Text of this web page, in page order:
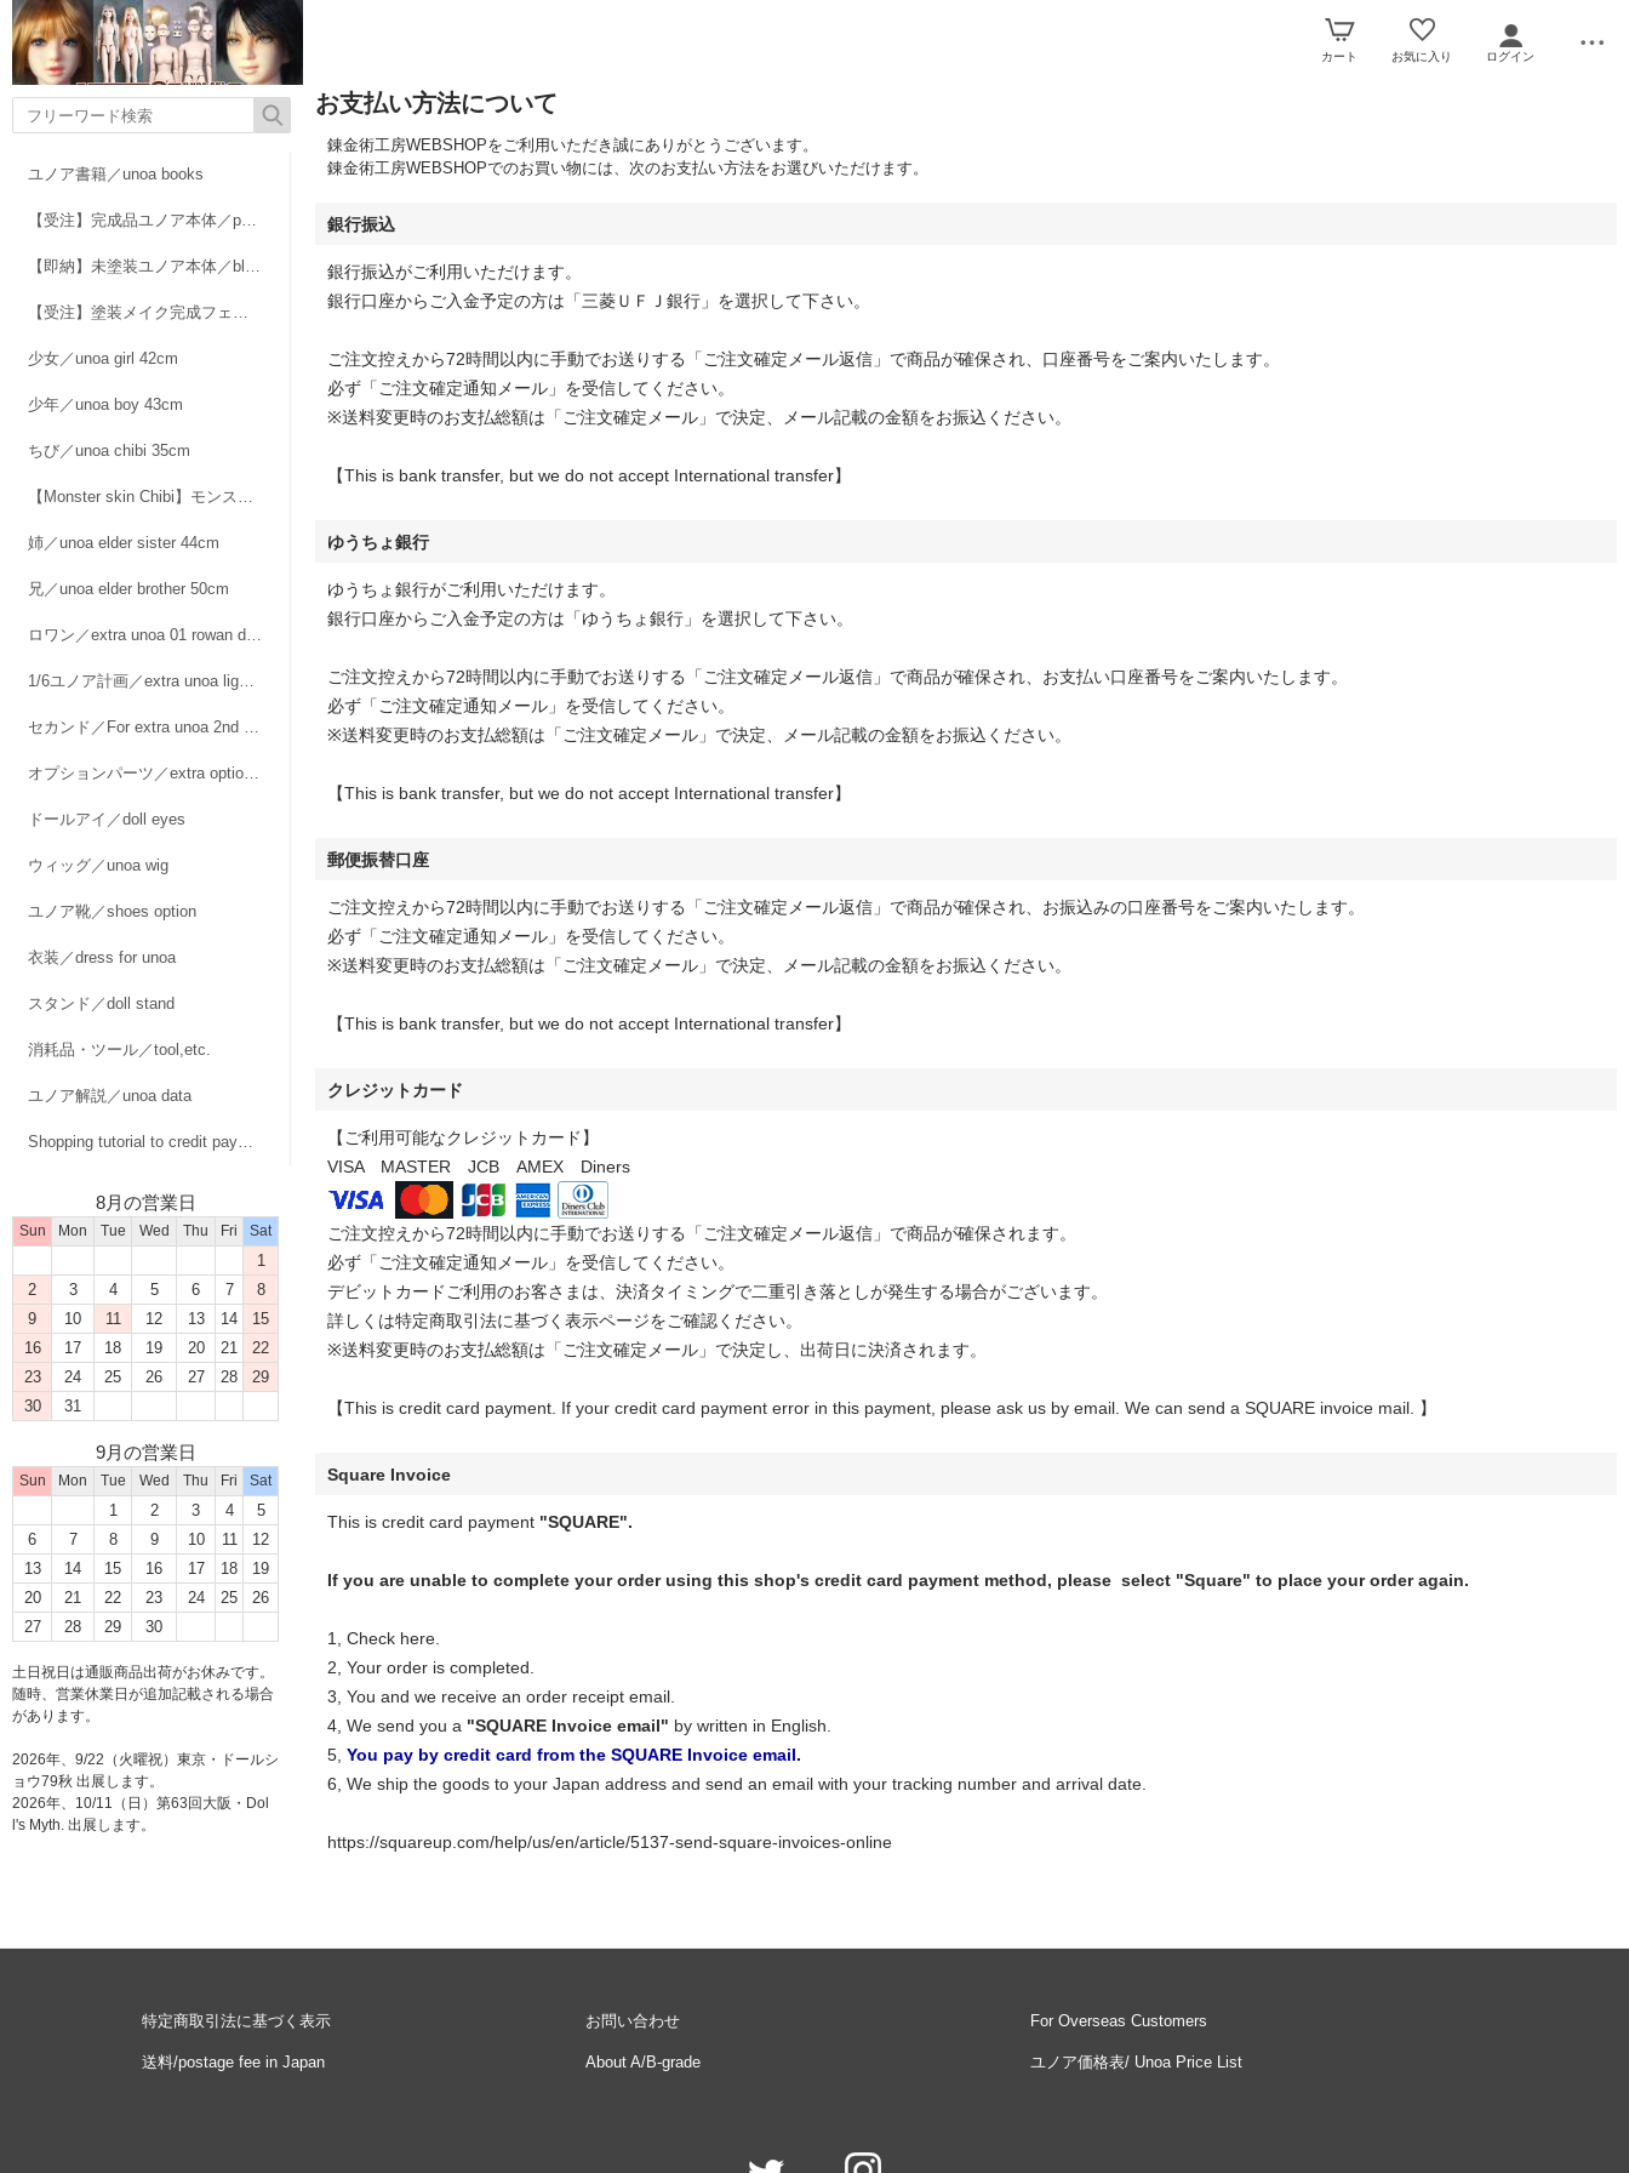
カート お気に入り ログイン
ユノア書籍／unoa books
【受注】完成品ユノア本体／painted unoa set
【即納】未塗装ユノア本体／blank unoa doll kits
【受注】塗装メイク完成フェイス／painted face
少女／unoa girl 42cm
少年／unoa boy 43cm
ちび／unoa chibi 35cm
【Monster skin Chibi】モンスター肌ちび/ 2026 in stock sale
姉／unoa elder sister 44cm
兄／unoa elder brother 50cm
ロワン／extra unoa 01 rowan doll kit 57cm
1/6ユノア計画／extra unoa light 1/6, 27~28cm
セカンド／For extra unoa 2nd doll option
オプションパーツ／extra option parts
ドールアイ／doll eyes
ウィッグ／unoa wig
ユノア靴／shoes option
衣装／dress for unoa
スタンド／doll stand
消耗品・ツール／tool,etc.
ユノア解説／unoa data
Shopping tutorial to credit payment
8月の営業日
Sun Mon Tue Wed Thu Fri Sat
1
2
3 4 5 6 7
8
9
10 11 12 13 14
15
16
17 18 19 20 21
22
23
24 25 26 27 28
29
30
31
9月の営業日
Sun Mon Tue Wed Thu Fri Sat
1 2 3 4
5
6
7 8 9 10 11
12
13
14 15 16 17 18
19
20
21 22 23 24 25
26
27
28 29 30
土日祝日は通販商品出荷がお休みです。
随時、営業休業日が追加記載される場合
があります。
2026年、9/22（火曜祝）東京・ドールシ
ョウ79秋 出展します。
2026年、10/11（日）第63回大阪・Dol
l's Myth. 出展します。
お支払い方法について
錬金術工房WEBSHOPをご利用いただき誠にありがとうございます。
錬金術工房WEBSHOPでのお買い物には、次のお支払い方法をお選びいただけます。
銀行振込
銀行振込がご利用いただけます。
銀行口座からご入金予定の方は「三菱ＵＦＪ銀行」を選択して下さい。
ご注文控えから72時間以内に手動でお送りする「ご注文確定メール返信」で商品が確保され、口座番号をご案内いたします。
必ず「ご注文確定通知メール」を受信してください。
※送料変更時のお支払総額は「ご注文確定メール」で決定、メール記載の金額をお振込ください。
【This is bank transfer, but we do not accept International transfer】
ゆうちょ銀行
ゆうちょ銀行がご利用いただけます。
銀行口座からご入金予定の方は「ゆうちょ銀行」を選択して下さい。
ご注文控えから72時間以内に手動でお送りする「ご注文確定メール返信」で商品が確保され、お支払い口座番号をご案内いたします。
必ず「ご注文確定通知メール」を受信してください。
※送料変更時のお支払総額は「ご注文確定メール」で決定、メール記載の金額をお振込ください。
【This is bank transfer, but we do not accept International transfer】
郵便振替口座
ご注文控えから72時間以内に手動でお送りする「ご注文確定メール返信」で商品が確保され、お振込みの口座番号をご案内いたします。
必ず「ご注文確定通知メール」を受信してください。
※送料変更時のお支払総額は「ご注文確定メール」で決定、メール記載の金額をお振込ください。
【This is bank transfer, but we do not accept International transfer】
クレジットカード
【ご利用可能なクレジットカード】
VISA MASTER JCB AMEX Diners
ご注文控えから72時間以内に手動でお送りする「ご注文確定メール返信」で商品が確保されます。
必ず「ご注文確定通知メール」を受信してください。
デビットカードご利用のお客さまは、決済タイミングで二重引き落としが発生する場合がございます。
詳しくは特定商取引法に基づく表示ページをご確認ください。
※送料変更時のお支払総額は「ご注文確定メール」で決定し、出荷日に決済されます。
【This is credit card payment. If your credit card payment error in this payment, please ask us by email. We can send a SQUARE invoice mail. 】
Square Invoice
This is credit card payment "SQUARE".
If you are unable to complete your order using this shop's credit card payment method, please select "Square" to place your order again.
1, Check here.
2, Your order is completed.
3, You and we receive an order receipt email.
4, We send you a "SQUARE Invoice email" by written in English.
5, You pay by credit card from the SQUARE Invoice email.
6, We ship the goods to your Japan address and send an email with your tracking number and arrival date.
https://squareup.com/help/us/en/article/5137-send-square-invoices-online
特定商取引法に基づく表示 お問い合わせ For Overseas Customers
送料/postage fee in Japan About A/B-grade ユノア価格表/ Unoa Price List